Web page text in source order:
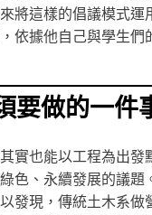
來將這樣的倡議模式
依據他自己與學生
要做的一件
實也能以工程為出
色、永續發展的議
發現，傳統土木系